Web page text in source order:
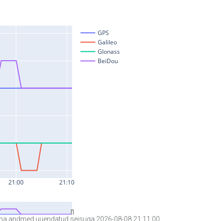
andmed uuendatud seisuga 2026-08-08 21:11:00